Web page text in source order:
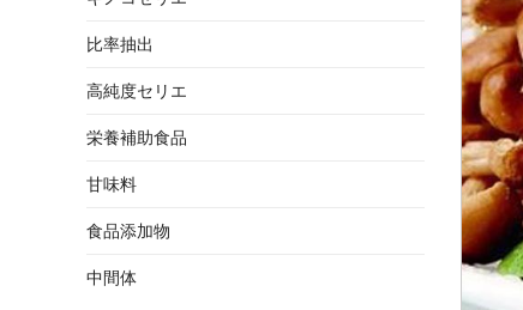
比率抽出
高純度セリエ
栄養補助食品
甘味料
食品添加物
中間体